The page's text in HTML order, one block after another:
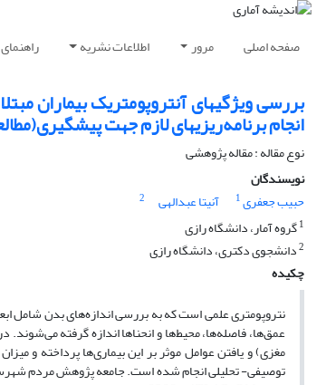
صفحه اصلی مرور اطلاعات نشریه
بررسی ویژگیهای آنتروپومتریک بیماران
انجام برنامه‌ریزیهای لازم جهت
نوع مقاله : مقاله پژوهشی
نویسندگان
حبیب جعفری1 آنیتا عبدالهی
2
1گروه آمار، دانشگاه رازی
2دانشجوی دکتری، دانشگاه رازی
چکیده
نتروپومتری علمی است که به بررسی اندازه‌های بدن شامل
عمق‌ها، فاصله‌ها، محیط‌ها و انحنا‌ها اندازه گرفته
مغزی) و یافتن عوامل موثر بر این بیماری‌ها پرداخته و
توصیفی- تحلیلی انجام شده است. جامعه پژوهش مردم